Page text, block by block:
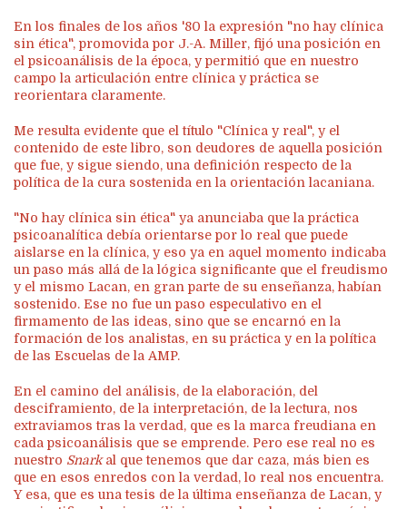
En los finales de los años '80 la expresión "no hay clínica
sin ética", promovida por J.-A. Miller, fijó una posición en
el psicoanálisis de la época, y permitió que en nuestro
campo la articulación entre clínica y práctica se
reorientara claramente.
Me resulta evidente que el título "Clínica y real", y el
contenido de este libro, son deudores de aquella posición
que fue, y sigue siendo, una definición respecto de la
política de la cura sostenida en la orientación lacaniana.
"No hay clínica sin ética" ya anunciaba que la práctica
psicoanalítica debía orientarse por lo real que puede
aislarse en la clínica, y eso ya en aquel momento indicaba
un paso más allá de la lógica significante que el freudismo
y el mismo Lacan, en gran parte de su enseñanza, habían
sostenido. Ese no fue un paso especulativo en el
firmamento de las ideas, sino que se encarnó en la
formación de los analistas, en su práctica y en la política
de las Escuelas de la AMP.
En el camino del análisis, de la elaboración, del
desciframiento, de la interpretación, de la lectura, nos
extraviamos tras la verdad, que es la marca freudiana en
cada psicoanálisis que se emprende. Pero ese real no es
nuestro Snarkal que tenemos que dar caza, más bien es
que en esos enredos con la verdad, lo real nos encuentra.
Y esa, que es una tesis de la última enseñanza de Lacan, y